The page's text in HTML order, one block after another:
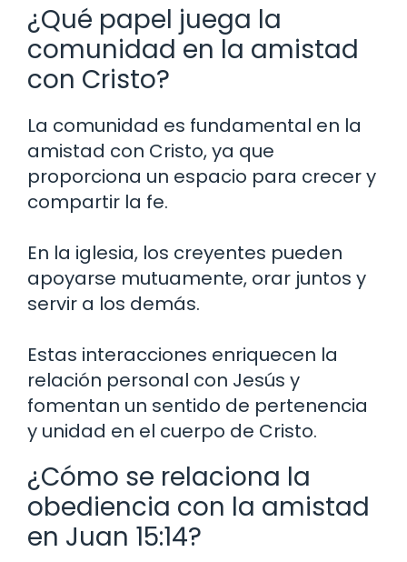
¿Qué papel juega la
comunidad en la amistad
con Cristo?
La comunidad es fundamental en la
amistad con Cristo, ya que
proporciona un espacio para crecer y
compartir la fe.
En la iglesia, los creyentes pueden
apoyarse mutuamente, orar juntos y
servir a los demás.
Estas interacciones enriquecen la
relación personal con Jesús y
fomentan un sentido de pertenencia
y unidad en el cuerpo de Cristo.
¿Cómo se relaciona la
obediencia con la amistad
en Juan 15:14?